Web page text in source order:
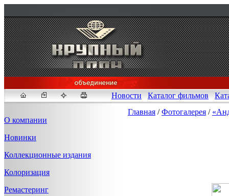
Новости Каталог фильмов
О компании
Новинки
Коллекционные издания
Колоризация
Ремастеринг
законных отчетов о
Главная /Фотогалерея /